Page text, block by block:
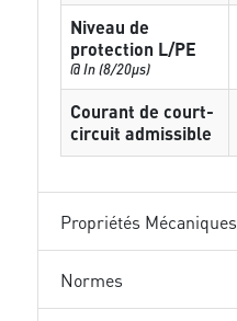
Niveau de
protection L/PE
@ In (8/20µs)
Courant de court-
circuit admissible
Propriétés Mécaniques
Normes